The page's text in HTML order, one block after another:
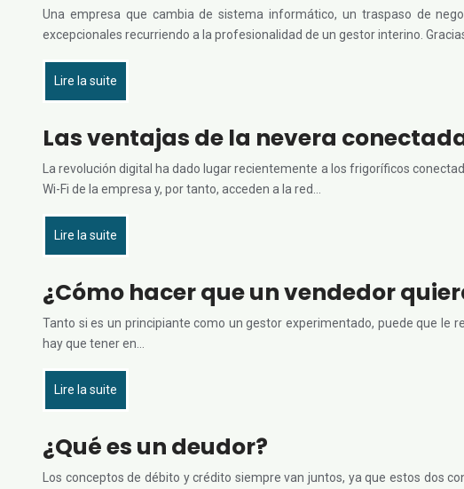
Una empresa que cambia de sistema informático, un traspaso de
excepcionales recurriendo a la profesionalidad de un gestor interino.
Lire la suite
Las ventajas de la nevera
La revolución digital ha dado lugar recientemente a los frigoríficos
Wi-Fi de la empresa y, por tanto, acceden a la red…
Lire la suite
¿Cómo hacer que un vendedor
Tanto si es un principiante como un gestor experimentado, puede que le
hay que tener en…
Lire la suite
¿Qué es un deudor?
Los conceptos de débito y crédito siempre van juntos, ya que estos dos